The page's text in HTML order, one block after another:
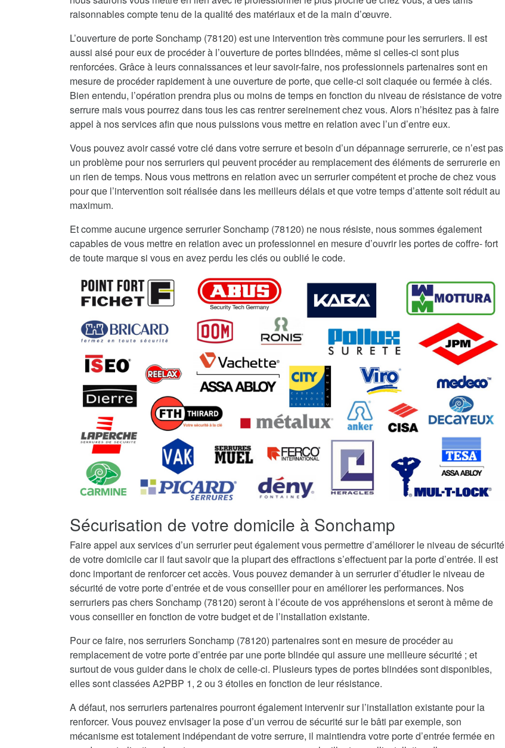
raisonnables compte tenu de la qualité des matériaux et de la main d’œuvre.
L’ouverture de porte Sonchamp (78120) est une intervention très commune pour les serruriers. Il est
aussi aisé pour eux de procéder à l’ouverture de portes blindées, même si celles-ci sont plus
renforcées. Grâce à leurs connaissances et leur savoir-faire, nos professionnels partenaires sont en
mesure de procéder rapidement à une ouverture de porte, que celle-ci soit claquée ou fermée à clés.
Bien entendu, l’opération prendra plus ou moins de temps en fonction du niveau de résistance de votre
serrure mais vous pourrez dans tous les cas rentrer sereinement chez vous. Alors n’hésitez pas à faire
appel à nos services afin que nous puissions vous mettre en relation avec l’un d’entre eux.
Vous pouvez avoir cassé votre clé dans votre serrure et besoin d’un dépannage serrurerie, ce n’est pas
un problème pour nos serruriers qui peuvent procéder au remplacement des éléments de serrurerie en
un rien de temps. Nous vous mettrons en relation avec un serrurier compétent et proche de chez vous
pour que l’intervention soit réalisée dans les meilleurs délais et que votre temps d’attente soit réduit au
maximum.
Et comme aucune urgence serrurier Sonchamp (78120) ne nous résiste, nous sommes également
capables de vous mettre en relation avec un professionnel en mesure d’ouvrir les portes de coffre- fort
de toute marque si vous en avez perdu les clés ou oublié le code.
Sécurisation de votre domicile à Sonchamp
Faire appel aux services d’un serrurier peut également vous permettre d’améliorer le niveau de sécurité
de votre domicile car il faut savoir que la plupart des effractions s’effectuent par la porte d’entrée. Il est
donc important de renforcer cet accès. Vous pouvez demander à un serrurier d’étudier le niveau de
sécurité de votre porte d’entrée et de vous conseiller pour en améliorer les performances. Nos
serruriers pas chers Sonchamp (78120) seront à l’écoute de vos appréhensions et seront à même de
vous conseiller en fonction de votre budget et de l’installation existante.
Pour ce faire, nos serruriers Sonchamp (78120) partenaires sont en mesure de procéder au
remplacement de votre porte d’entrée par une porte blindée qui assure une meilleure sécurité ; et
surtout de vous guider dans le choix de celle-ci. Plusieurs types de portes blindées sont disponibles,
elles sont classées A2PBP 1, 2 ou 3 étoiles en fonction de leur résistance.
A défaut, nos serruriers partenaires pourront également intervenir sur l’installation existante pour la
renforcer. Vous pouvez envisager la pose d’un verrou de sécurité sur le bâti par exemple, son
mécanisme est totalement indépendant de votre serrure, il maintiendra votre porte d’entrée fermée en